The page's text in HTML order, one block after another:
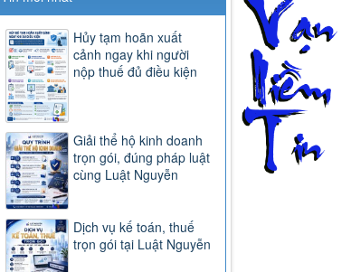
Hủy tạm hoãn xuất
cảnh ngay khi người
nộp thuế đủ điều kiện
Giải thể hộ kinh doanh
trọn gói, đúng pháp luật
cùng Luật Nguyễn
Dịch vụ kế toán, thuế
trọn gói tại Luật Nguyễn